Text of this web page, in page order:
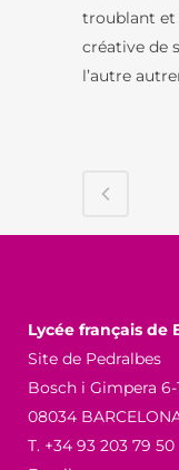
troublant et
créative de
l’autre
Lycée français de
Site de Pedralbes
Bosch i Gimpera 6-
08034
T. +34 93 203 79 50